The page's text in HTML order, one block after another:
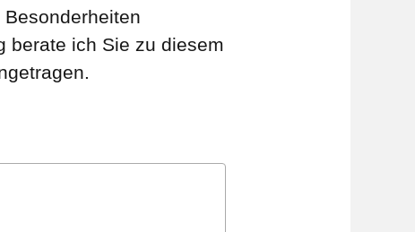
berate ich Sie zu diesem